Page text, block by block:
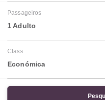
Passageiros
1 Adulto
Class
Económica